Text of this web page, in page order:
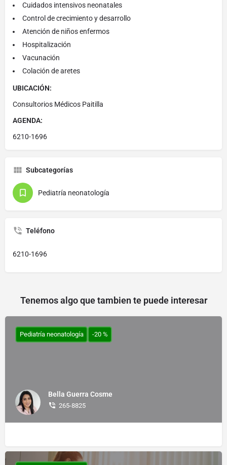
Cuidados intensivos neonatales
Control de crecimiento y desarrollo
Atención de niños enfermos
Hospitalización
Vacunación
Colación de aretes
UBICACIÓN:
Consultorios Médicos Paitilla
AGENDA:
6210-1696
Subcategorías
Pediatría neonatología
Teléfono
6210-1696
Tenemos algo que tambien te puede interesar
Bella Guerra Cosme
265-8825
Pediatría neonatología -20 %